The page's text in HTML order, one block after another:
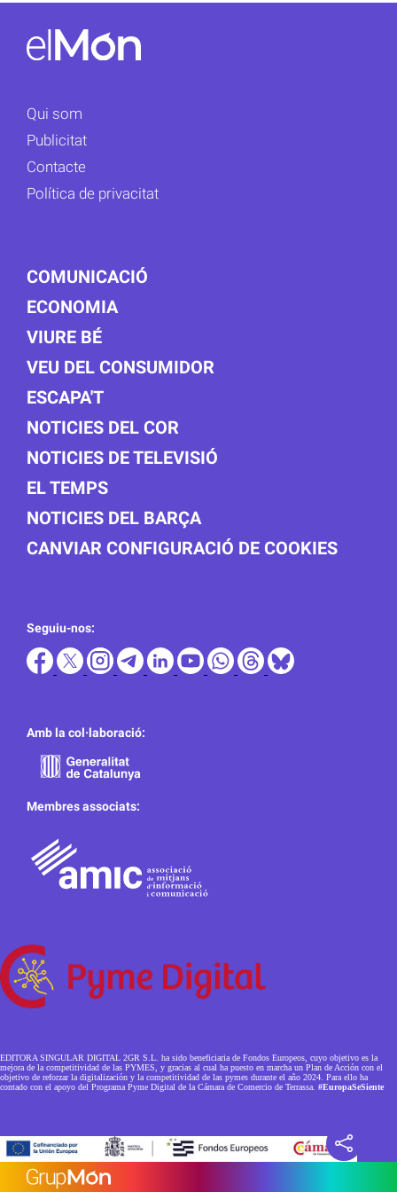
Qui som
Publicitat
Contacte
Política de privacitat
COMUNICACIÓ
ECONOMIA
VIURE BÉ
VEU DEL CONSUMIDOR
ESCAPA'T
NOTICIES DEL COR
NOTICIES DE TELEVISIÓ
EL TEMPS
NOTICIES DEL BARÇA
CANVIAR CONFIGURACIÓ DE COOKIES
Seguiu-nos:
Amb la col·laboració:
Membres associats:
EDITORA SINGULAR DIGITAL 2GR S.L. ha sido beneficiaria de Fondos Europeos, cuyo objetivo es la
mejora de la competitividad de las PYMES, y gracias al cual ha puesto en marcha un Plan de Acción con el
objetivo de reforzar la digitalización y la competitividad de las pymes durante el año 2024. Para ello ha
contado con el apoyo del Programa Pyme Digital de la Cámara de Comercio de Terrassa. #EuropaSeSiente